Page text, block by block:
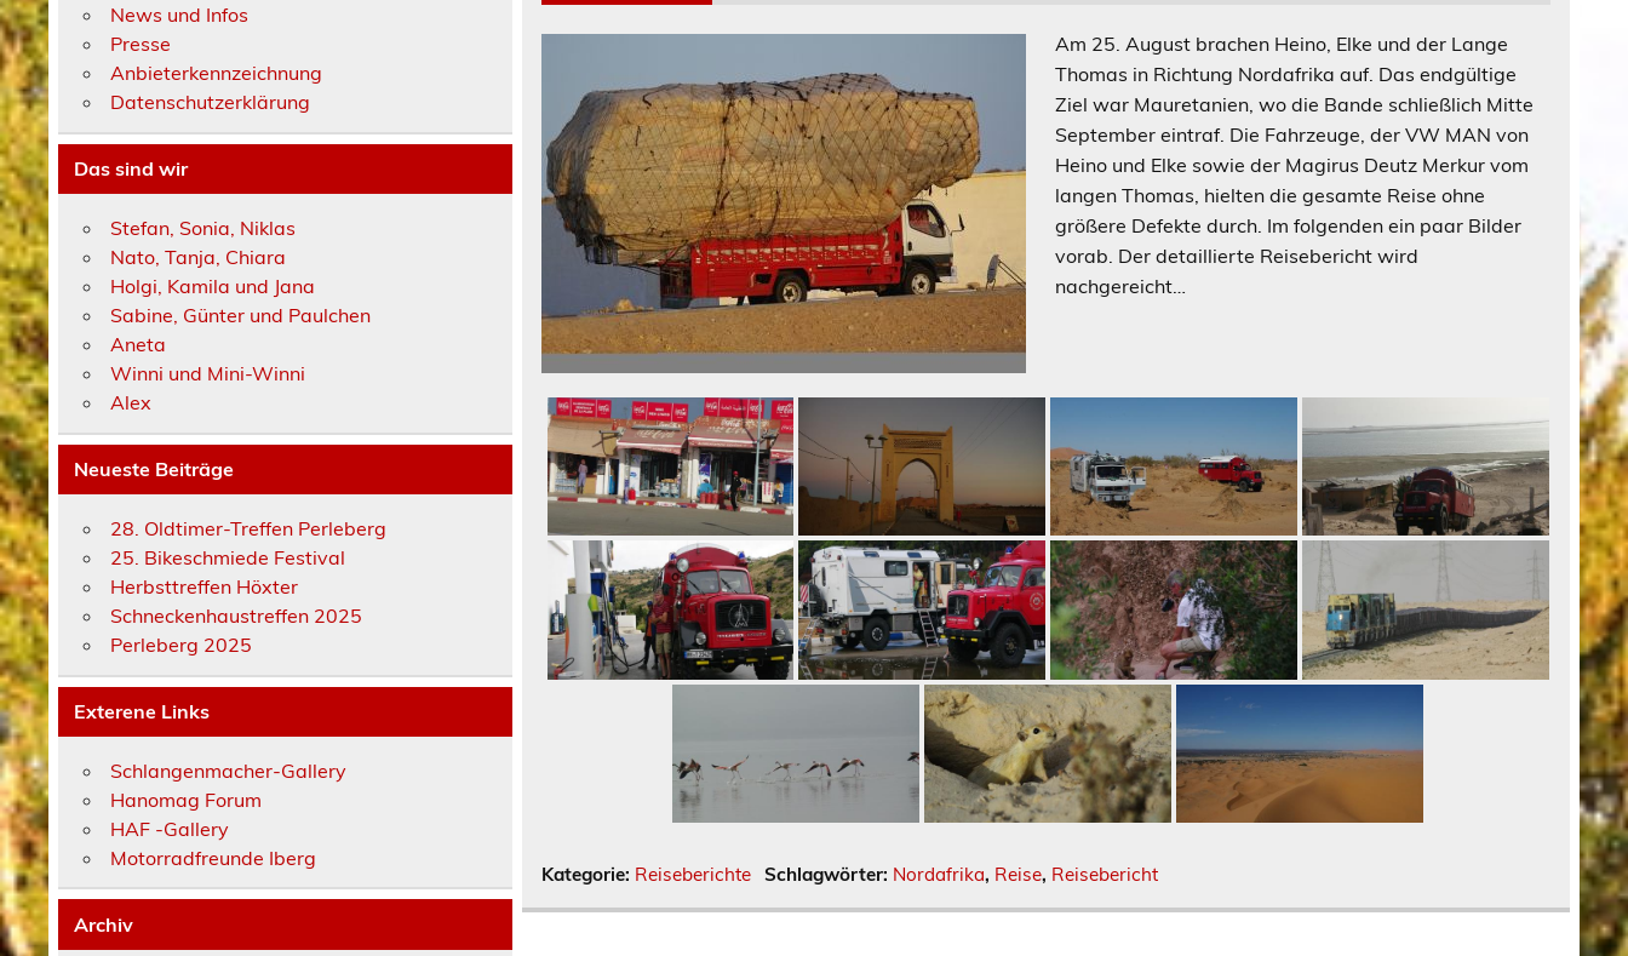
Am 25. August brachen Heino, Elke und der Lange
Thomas in Richtung Nordafrika auf. Das endgültige
Ziel war Mauretanien, wo die Bande schließlich Mitte
September eintraf. Die Fahrzeuge, der VW MAN von
Heino und Elke sowie der Magirus Deutz Merkur vom
langen Thomas, hielten die gesamte Reise ohne
größere Defekte durch. Im folgenden ein paar Bilder
vorab. Der detaillierte Reisebericht wird
nachgereicht…
Kategorie: Reiseberichte Schlagwörter: Nordafrika, Reise, Reisebericht
News und Infos
Presse
Anbieterkennzeichnung
Datenschutzerklärung
Das sind wir
Stefan, Sonia, Niklas
Nato, Tanja, Chiara
Holgi, Kamila und Jana
Sabine, Günter und Paulchen
Aneta
Winni und Mini-Winni
Alex
Neueste Beiträge
28. Oldtimer-Treffen Perleberg
25. Bikeschmiede Festival
Herbsttreffen Höxter
Schneckenhaustreffen 2025
Perleberg 2025
Exterene Links
Schlangenmacher-Gallery
Hanomag Forum
HAF -Gallery
Motorradfreunde Iberg
Archiv